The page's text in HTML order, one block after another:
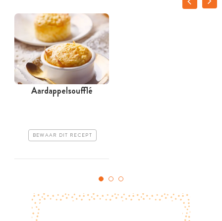
Aardappelsoufflé
BEWAAR DIT RECEPT